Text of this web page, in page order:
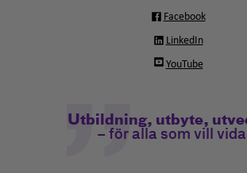
Facebook
LinkedIn
YouTube
Utbildning, utbyte,
– för alla som vill